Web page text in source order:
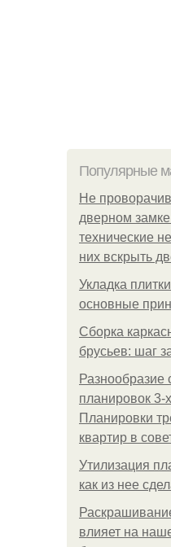
Популярные
Не
дверном
технические
них вскрыть
Укладка
основные
Сборка
брусьев: шаг
Разнообразие
планировок 3-
Планировки
квартир в
Утилизация
как из нее
влияет на